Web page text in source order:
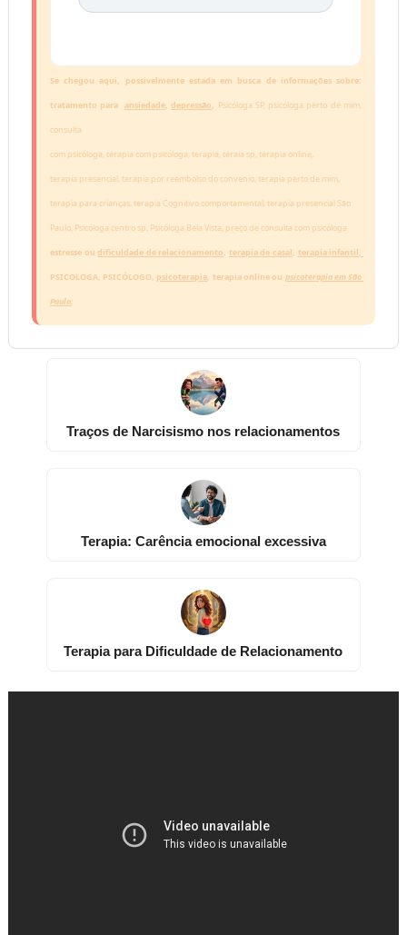
Se chegou aqui, possivelmente estada em busca de informações sobre:
tratamento para ansiedade, depressão, Psicóloga SP, psicóloga perto de mim,
consulta
com psicóloga, terapia com psicóloga, terapia, teraia sp, terapia online,
terapia presencial, terapia por reembolso do convenio, terapia perto de mim,
terapia para crianças, terapia Cognitivo comportamental, terapia presencial São
Paulo, Psicóloga centro sp, Psicóloga Bela Vista, preço de consulta com psicóloga
estresse ou dificuldade de relacionamento, terapia de casal, terapia infantil
PSICOLOGA, PSICÓLOGO, psicoterapia, terapia online ou psicoterapia em São
Paulo;
Traços de Narcisismo nos relacionamentos
Terapia: Carência emocional excessiva
Terapia para Dificuldade de Relacionamento